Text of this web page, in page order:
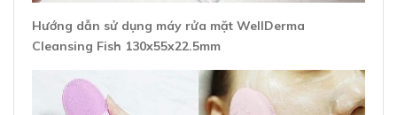
Hướng dẫn sử dụng máy rửa mặt WellDerma
Cleansing Fish 130x55x22.5mm